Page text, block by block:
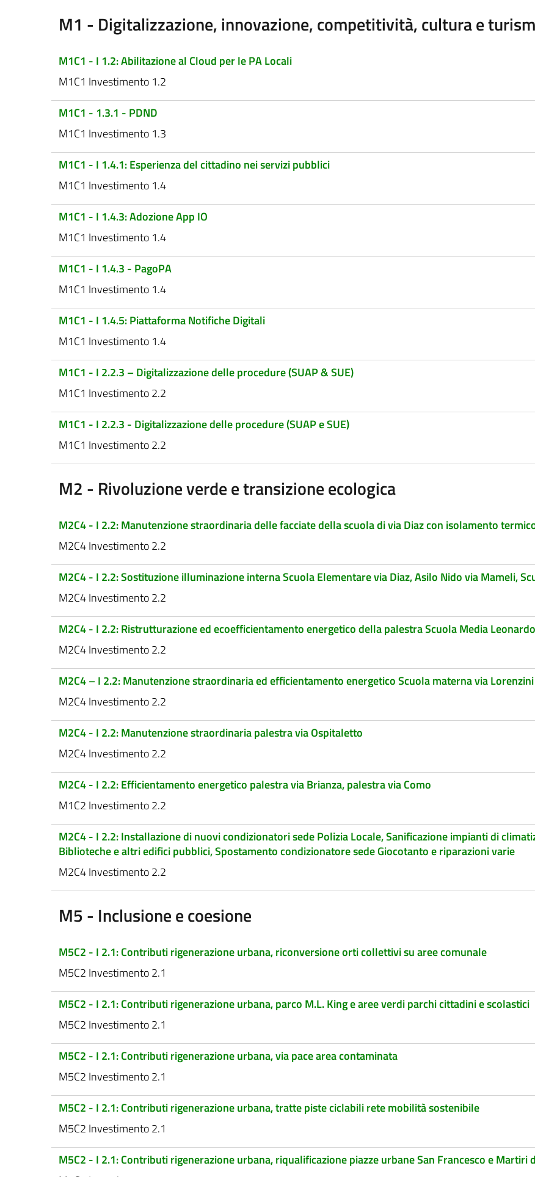
M1 - Digitalizzazione, innovazione, competitività, cultura e
M1C1 - I 1.2: Abilitazione al Cloud per le PA Locali
M1C1 Investimento 1.2
M1C1 - 1.3.1 - PDND
M1C1 Investimento 1.3
M1C1 - I 1.4.1: Esperienza del cittadino nei servizi pubblici
M1C1 Investimento 1.4
M1C1 - I 1.4.3: Adozione App IO
M1C1 Investimento 1.4
M1C1 - I 1.4.3 - PagoPA
M1C1 Investimento 1.4
M1C1 - I 1.4.5: Piattaforma Notifiche Digitali
M1C1 Investimento 1.4
M1C1 - I 2.2.3 – Digitalizzazione delle procedure (SUAP & SUE)
M1C1 Investimento 2.2
M1C1 - I 2.2.3 - Digitalizzazione delle procedure (SUAP e SUE)
M1C1 Investimento 2.2
M2 - Rivoluzione verde e transizione ecologica
M2C4 - I 2.2: Manutenzione straordinaria delle facciate della scuola di via Diaz con isolamento
M2C4 Investimento 2.2
M2C4 - I 2.2: Sostituzione illuminazione interna Scuola Elementare via Diaz, Asilo Nido via Mameli,
M2C4 Investimento 2.2
M2C4 - I 2.2: Ristrutturazione ed ecoefficientamento energetico della palestra Scuola Media
M2C4 Investimento 2.2
M2C4 – I 2.2: Manutenzione straordinaria ed efficientamento energetico Scuola materna via Lorenzini
M2C4 Investimento 2.2
M2C4 - I 2.2: Manutenzione straordinaria palestra via Ospitaletto
M2C4 Investimento 2.2
M2C4 - I 2.2: Efficientamento energetico palestra via Brianza, palestra via Como
M1C2 Investimento 2.2
M2C4 - I 2.2: Installazione di nuovi condizionatori sede Polizia Locale, Sanificazione impianti di
Biblioteche e altri edifici pubblici, Spostamento condizionatore sede Giocotanto e riparazioni varie
M2C4 Investimento 2.2
M5 - Inclusione e coesione
M5C2 - I 2.1: Contributi rigenerazione urbana, riconversione orti collettivi su aree comunale
M5C2 Investimento 2.1
M5C2 - I 2.1: Contributi rigenerazione urbana, parco M.L. King e aree verdi parchi cittadini e scolastici
M5C2 Investimento 2.1
M5C2 - I 2.1: Contributi rigenerazione urbana, via pace area contaminata
M5C2 Investimento 2.1
M5C2 - I 2.1: Contributi rigenerazione urbana, tratte piste ciclabili rete mobilità sostenibile
M5C2 Investimento 2.1
M5C2 - I 2.1: Contributi rigenerazione urbana, riqualificazione piazze urbane San Francesco e Martiri